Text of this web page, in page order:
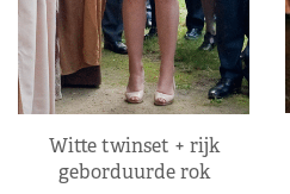
Witte twinset + rijk
geborduurde rok